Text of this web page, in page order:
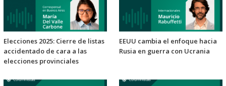
Elecciones 2025: Cierre de listas
accidentado de cara a las
elecciones provinciales
EEUU cambia el enfoque hacia
Rusia en guerra con Ucrania